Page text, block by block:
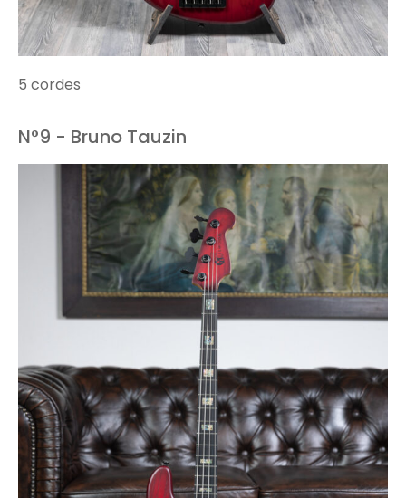
5 cordes
N°9 - Bruno Tauzin